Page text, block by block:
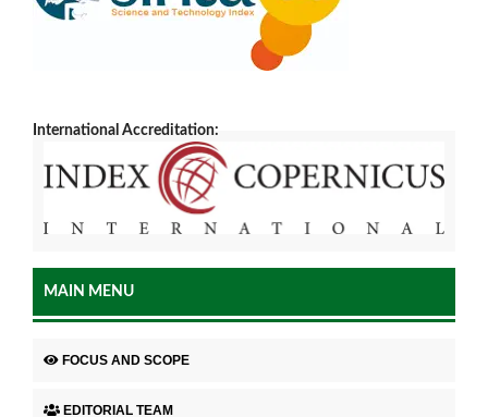
International Accreditation:
MAIN MENU
FOCUS AND SCOPE
EDITORIAL TEAM